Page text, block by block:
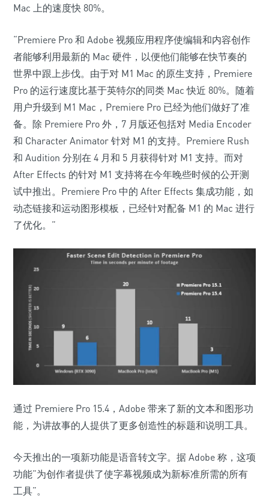
Mac 上的速度快 80%。
“Premiere Pro 和 Adobe 视频应用程序使编辑和内容创作
者能够利用最新的 Mac 硬件，以便他们能够在快节奏的
世界中跟上步伐。由于对 M1 Mac 的原生支持，Premiere
Pro 的运行速度比基于英特尔的同类 Mac 快近 80%。随着
用户升级到 M1 Mac，Premiere Pro 已经为他们做好了准
备。除 Premiere Pro 外，7 月版还包括对 Media Encoder
和 Character Animator 针对 M1 的支持。Premiere Rush
和 Audition 分别在 4 月和 5 月获得针对 M1 支持。而对
After Effects 的针对 M1 支持将在今年晚些时候的公开测
试中推出。Premiere Pro 中的 After Effects 集成功能，如
动态链接和运动图形模板，已经针对配备 M1 的 Mac 进行
了优化。”
通过 Premiere Pro 15.4，Adobe 带来了新的文本和图形功
能，为讲故事的人提供了更多创造性的标题和说明工具。
今天推出的一项新功能是语音转文字。据 Adobe 称，这项
功能”为创作者提供了使字幕视频成为新标准所需的所有
工具”。